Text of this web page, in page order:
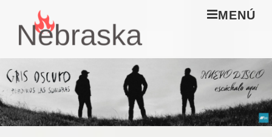
Saltar
contenido
principal
Navegación
principal
MENÚ